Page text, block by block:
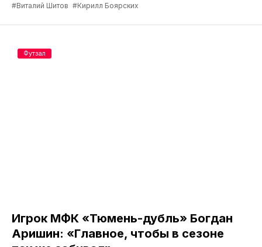
#Виталий Шитов #Кирилл Боярских
Игрок МФК «Тюмень-дубль» Богдан
Аришин: «Главное, чтобы в сезоне
Футзал